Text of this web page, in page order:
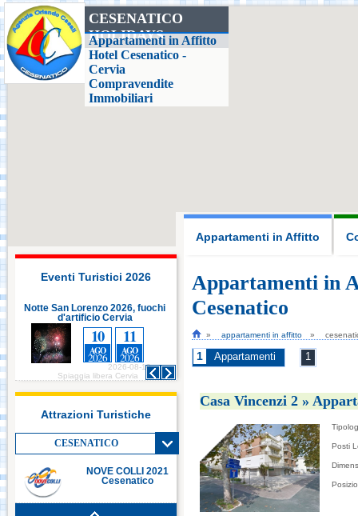
CESENATICO
HOLIDAYS
Appartamenti in Affitto
Hotel Cesenatico -
Cervia
Compravendite
Immobiliari
Appartamenti in Affitto
Eventi Turistici 2026
Notte San Lorenzo 2026, fuochi
d'artificio Cervia
2026
11
AGO
2026
2026-08-10
Spiaggia libera Cervia
Notte San Lorenzo 2026, fuochi
d'artificio Cervia
10
AGO
2026
11
AGO
2026
2026-08-10
Attrazioni Turistiche
CESENATICO
NOVE COLLI 2021
Cesenatico
Casa delle Farfalle,
Milano Marittima
Adriatic Golf Club
Cervia - Milano
Marittima
Parco Oltremare -
Fiabilandia Rimini
Italia in Miniatura -
Rimini
Le Navi Acquario -
Cattolica
Appartamenti in
Cesenatico
appartamenti in affitto
1 Appartamenti 1
Casa Vincenzi 2 »
Posti